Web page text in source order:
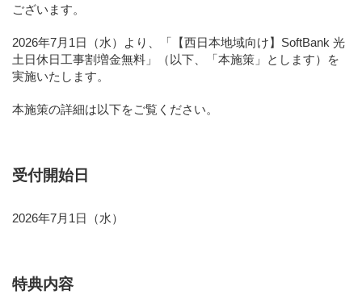
ございます。
2026年7月1日（水）より、「【西日本地域向け】SoftBank 光
土日休日工事割増金無料」（以下、「本施策」とします）を
実施いたします。
本施策の詳細は以下をご覧ください。
受付開始日
2026年7月1日（水）
特典内容